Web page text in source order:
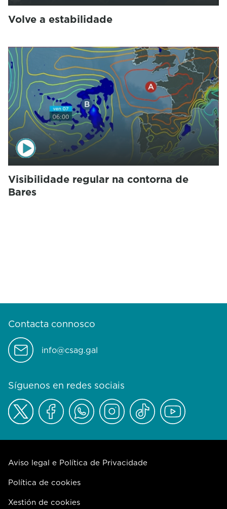
Volve a estabilidade
Visibilidade regular na contorna de
Bares
Contacta connosco
info@csag.gal
Síguenos en redes sociais
Aviso legal e Política de Privacidade
Política de cookies
Xestión de cookies